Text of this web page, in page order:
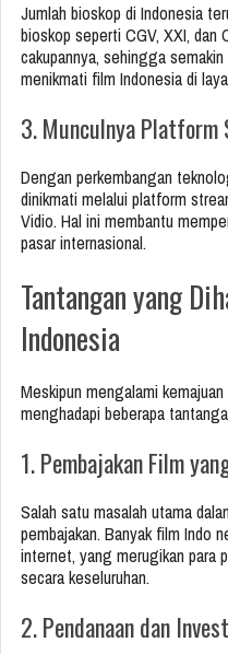
Jumlah bioskop di Indonesia
bioskop seperti CGV, XXI, dan
cakupannya, sehingga
menikmati film Indonesia di
3. Munculnya Platform
Dengan perkembangan
dinikmati melalui platform
Vidio. Hal ini membantu
pasar internasional.
Tantangan yang
Indonesia
Meskipun mengalami
menghadapi beberapa
1. Pembajakan Film
Salah satu masalah utama
pembajakan. Banyak film Indo
internet, yang merugikan para
secara keseluruhan.
2. Pendanaan dan